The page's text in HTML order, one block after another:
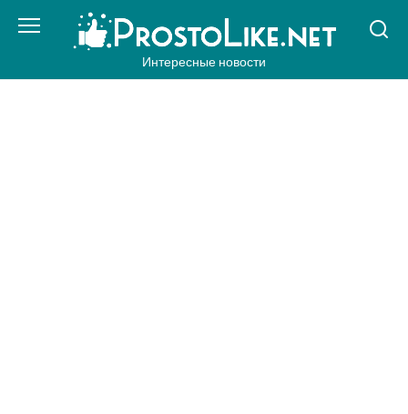
Интересные новости